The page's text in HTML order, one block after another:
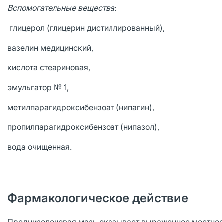
Вспомогательные вещества:
глицерол (глицерин дистиллированный),
вазелин медицинский,
кислота стеариновая,
эмульгатор № 1,
метилпарагидроксибензоат (нипагин),
пропилпарагидроксибензоат (нипазол),
вода очищенная.
Фармакологическое действие